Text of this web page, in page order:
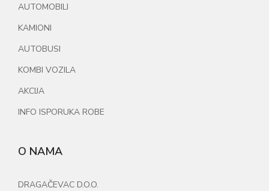
AUTOMOBILI
KAMIONI
AUTOBUSI
KOMBI VOZILA
AKCIJA
INFO ISPORUKA ROBE
O NAMA
DRAGAČEVAC D.O.O.